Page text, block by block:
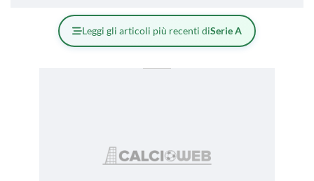
Leggi gli articoli più recenti diSerie A